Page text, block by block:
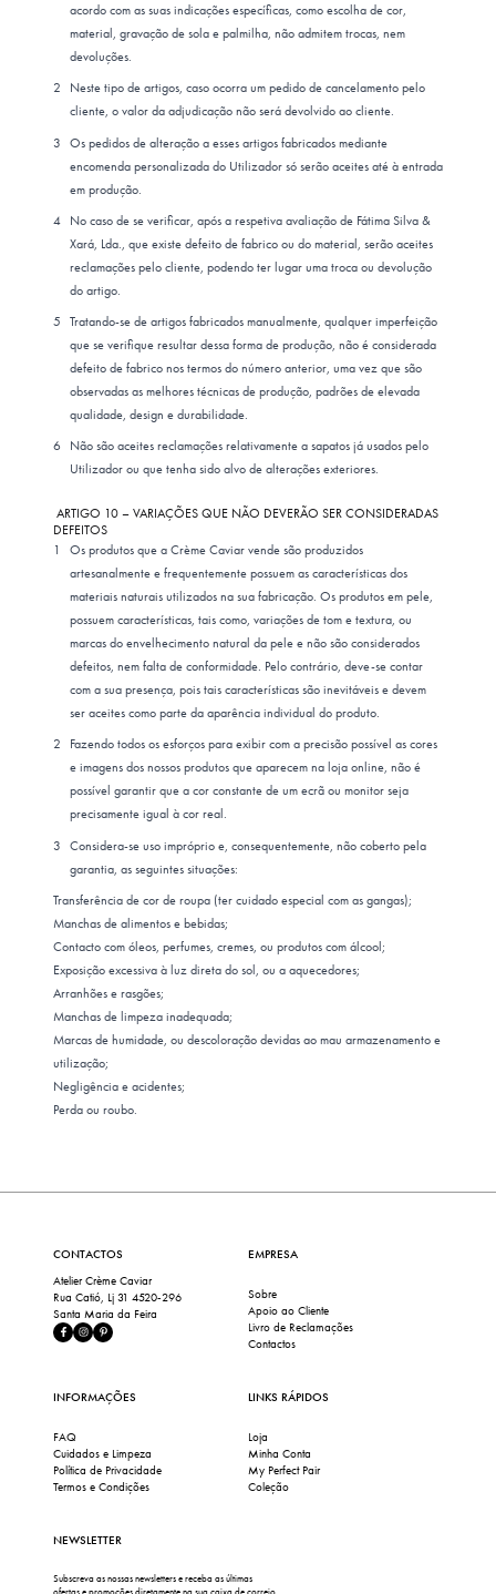
acordo com as suas indicações específicas, como escolha de cor,
material, gravação de sola e palmilha, não admitem trocas, nem
devoluções.
Neste tipo de artigos, caso ocorra um pedido de cancelamento pelo
cliente, o valor da adjudicação não será devolvido ao cliente.
Os pedidos de alteração a esses artigos fabricados mediante
encomenda personalizada do Utilizador só serão aceites até à entrada
em produção.
No caso de se verificar, após a respetiva avaliação de Fátima Silva &
Xará, Lda., que existe defeito de fabrico ou do material, serão aceites
reclamações pelo cliente, podendo ter lugar uma troca ou devolução
do artigo.
Tratando-se de artigos fabricados manualmente, qualquer imperfeição
que se verifique resultar dessa forma de produção, não é considerada
defeito de fabrico nos termos do número anterior, uma vez que são
observadas as melhores técnicas de produção, padrões de elevada
qualidade, design e durabilidade.
Não são aceites reclamações relativamente a sapatos já usados pelo
Utilizador ou que tenha sido alvo de alterações exteriores.
ARTIGO 10 – VARIAÇÕES QUE NÃO DEVERÃO SER CONSIDERADAS
DEFEITOS
Os produtos que a Crème Caviar vende são produzidos
artesanalmente e frequentemente possuem as características dos
materiais naturais utilizados na sua fabricação. Os produtos em pele,
possuem características, tais como, variações de tom e textura, ou
marcas do envelhecimento natural da pele e não são considerados
defeitos, nem falta de conformidade. Pelo contrário, deve-se contar
com a sua presença, pois tais características são inevitáveis e devem
ser aceites como parte da aparência individual do produto.
Fazendo todos os esforços para exibir com a precisão possível as cores
e imagens dos nossos produtos que aparecem na loja online, não é
possível garantir que a cor constante de um ecrã ou monitor seja
precisamente igual à cor real.
Considera-se uso impróprio e, consequentemente, não coberto pela
garantia, as seguintes situações:
Transferência de cor de roupa (ter cuidado especial com as gangas);
Manchas de alimentos e bebidas;
Contacto com óleos, perfumes, cremes, ou produtos com álcool;
Exposição excessiva à luz direta do sol, ou a aquecedores;
Arranhões e rasgões;
Manchas de limpeza inadequada;
Marcas de humidade, ou descoloração devidas ao mau armazenamento e
utilização;
Negligência e acidentes;
Perda ou roubo.
CONTACTOS
Atelier Crème Caviar
Rua Catió, Lj 31 4520-296
Santa Maria da Feira
EMPRESA
Sobre
Apoio ao Cliente
Livro de Reclamações
Contactos
INFORMAÇÕES
FAQ
Cuidados e Limpeza
Política de Privacidade
Termos e Condições
LINKS RÁPIDOS
Loja
Minha Conta
My Perfect Pair
Coleção
NEWSLETTER
Subscreva as nossas newsletters e receba as últimas